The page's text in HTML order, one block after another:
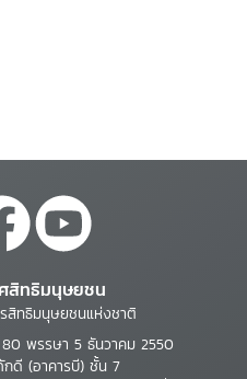
สิทธิมนุษยชน
สิทธิมนุษยชนแห่งชาติ
80 พรรษา 5 ธันวาคม 2550
กดี (อาคารบี) ชั้น 7